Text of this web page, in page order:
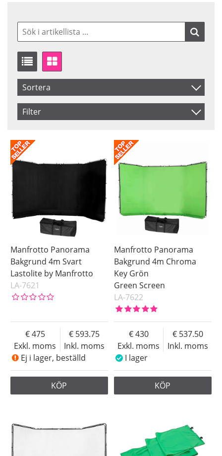
Sortera
Artikelkod
Benämning
Filter
I lager
Manfrotto Panorama
Bakgrund 4m Svart
Lastolite by Manfrotto
LA-7621
Exkl. moms
475
Inkl. moms
593.75
Ej i lager, beställd
KÖP
Manfrotto Panorama
Bakgrund 4m Chroma
Key Grön
Green Screen
LA-7622
Exkl. moms
430
Inkl. moms
537.50
I lager
KÖP